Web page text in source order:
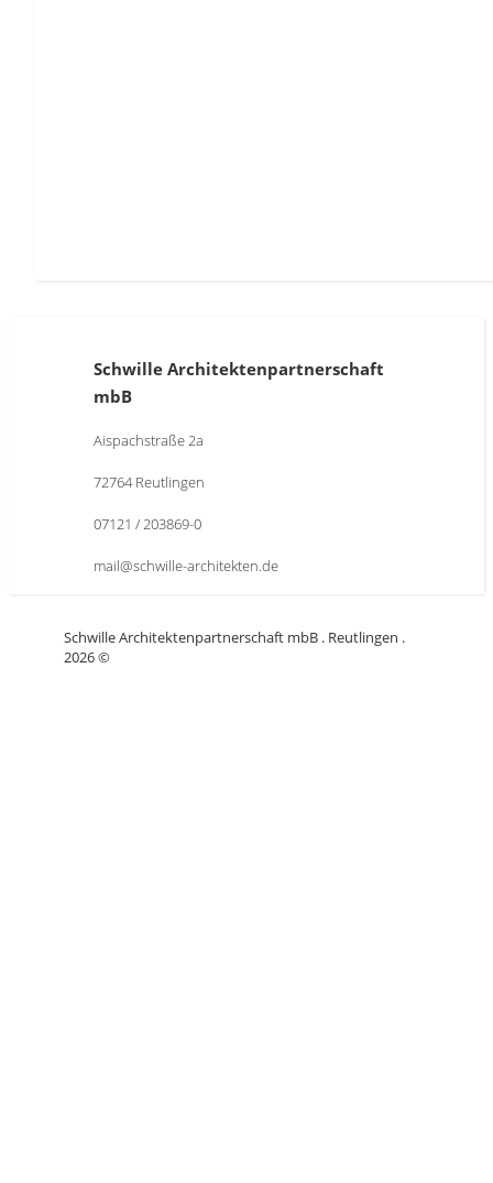
Schwille Architektenpartnerschaft
mbB
Aispachstraße 2a
72764 Reutlingen
07121 / 203869-0
mail@schwille-architekten.de
Schwille Architektenpartnerschaft mbB . Reutlingen .
2026 ©